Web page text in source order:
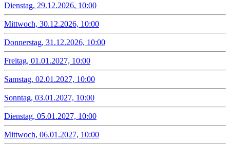
Dienstag, 29.12.2026, 10:00
Mittwoch, 30.12.2026, 10:00
Donnerstag, 31.12.2026, 10:00
Freitag, 01.01.2027, 10:00
Samstag, 02.01.2027, 10:00
Sonntag, 03.01.2027, 10:00
Dienstag, 05.01.2027, 10:00
Mittwoch, 06.01.2027, 10:00